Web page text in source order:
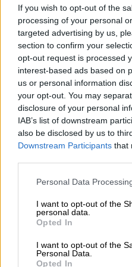
If you wish to opt-out of the
processing of your personal
targeted advertising by us,
section to confirm your
opt-out request is processed
interest-based ads based on
us or personal information
your opt-out. You may
disclosure of your personal
IAB’s list of downstream
also be disclosed by us to
Downstream Participants that
Please note that this
not limited to your visit or
grant or deny consent to
use your data for below
consent section.
Personal Data
I want to opt-out of the
personal data.
Opted In
I want to opt-out of the
Personal Data.
Opted In
Η «Δουλεία» είναι
έντασης,ένα
σκληρότητα που
εργασιακές σχέσεις.
μια μεγάλη εταιρεία
βρίσκεται σε
μία έντονη νευρική
Το ξέσπασμά της
τους συναδέλφους
στα social media.
ψυχοθεραπευτή, τον
πιστοποιήσει ότι έχει
και μπορεί να
κάτι που και η ίδια